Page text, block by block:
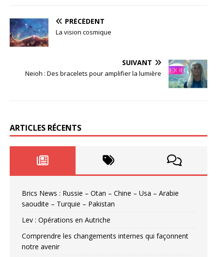
PRÉCÉDENT
La vision cosmique
SUIVANT
Neioh : Des bracelets pour amplifier la lumière
ARTICLES RÉCENTS
Brics News : Russie – Otan – Chine – Usa – Arabie
saoudite – Turquie – Pakistan
Lev : Opérations en Autriche
Comprendre les changements internes qui façonnent
notre avenir